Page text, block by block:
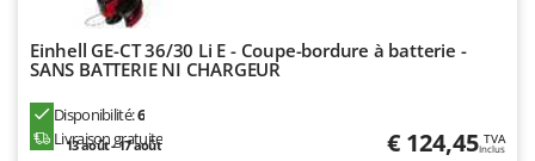
Einhell GE-CT 36/30 Li E - Coupe-bordure à batterie -
SANS BATTERIE NI CHARGEUR
Disponibilité:6
Livraison gratuite
13 août - 17 août € 124,45 TVA
Inclus